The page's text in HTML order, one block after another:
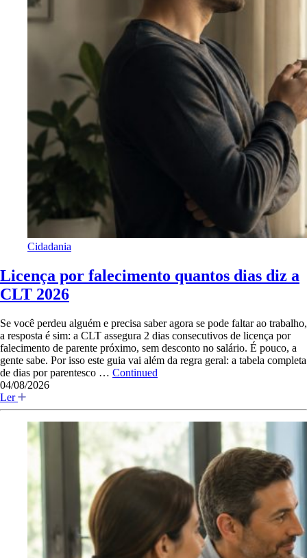
Cidadania
Licença por falecimento quantos dias diz a
CLT 2026
Se você perdeu alguém e precisa saber agora se pode faltar ao trabalho,
a resposta é sim: a CLT assegura 2 dias consecutivos de licença por
falecimento de parente próximo, sem desconto no salário. É pouco, a
gente sabe. Por isso este guia vai além da regra geral: a tabela completa
de dias por parentesco … Continued
04/08/2026
Ler